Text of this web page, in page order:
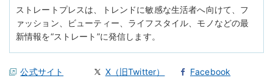
ストレートプレスは、トレンドに敏感な生活者へ向けて、フ
ァッション、ビューティー、ライフスタイル、モノなどの最
新情報を“ストレート”に発信します。
公式サイト X（旧Twitter） Facebook